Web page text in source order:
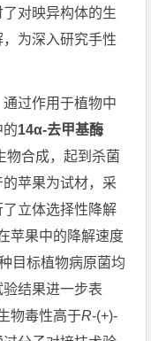
对映异构体的生
为深入研究手性
过作用于植物中
的14α-去甲基酶
物合成，起到杀菌
苹果为试材，采
立体选择性降解
苹果中的降解速度
目标植物病原菌均
结果进一步表
物毒性高于R-(+)-